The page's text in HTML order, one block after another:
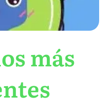
más